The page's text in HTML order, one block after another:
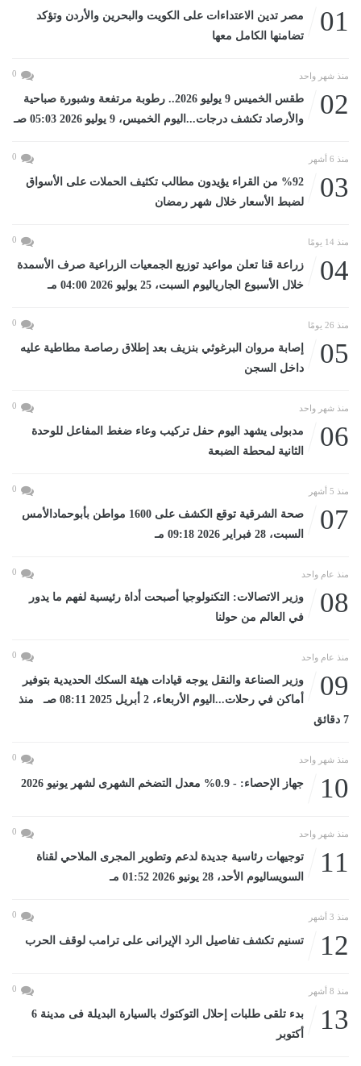
01
مصر تدين الاعتداءات على الكويت والبحرين والأردن وتؤكد
تضامنها الكامل معها
منذ شهر واحد 0
02
طقس الخميس 9 يوليو 2026.. رطوبة مرتفعة وشبورة صباحية
والأرصاد تكشف درجات...اليوم الخميس، 9 يوليو 2026 05:03 صـ
منذ 6 أشهر 0
03
%92 من القراء يؤيدون مطالب تكثيف الحملات على الأسواق
لضبط الأسعار خلال شهر رمضان
منذ 14 يومًا 0
04
زراعة قنا تعلن مواعيد توزيع الجمعيات الزراعية صرف الأسمدة
خلال الأسبوع الجارياليوم السبت، 25 يوليو 2026 04:00 مـ
منذ 26 يومًا 0
05
إصابة مروان البرغوثي بنزيف بعد إطلاق رصاصة مطاطية عليه
داخل السجن
منذ شهر واحد 0
06
مدبولى يشهد اليوم حفل تركيب وعاء ضغط المفاعل للوحدة
الثانية لمحطة الضبعة
منذ 5 أشهر 0
07
صحة الشرقية توقع الكشف على 1600 مواطن بأبوحمادالأمس
السبت، 28 فبراير 2026 09:18 مـ
منذ عام واحد 0
08
وزير الاتصالات: التكنولوجيا أصبحت أداة رئيسية لفهم ما يدور
في العالم من حولنا
منذ عام واحد 0
09
وزير الصناعة والنقل يوجه قيادات هيئة السكك الحديدية بتوفير
أماكن في رحلات...اليوم الأربعاء، 2 أبريل 2025 08:11 صـ منذ
7 دقائق
منذ شهر واحد 0
10 جهاز الإحصاء: - 0.9% معدل التضخم الشهرى لشهر يونيو 2026
منذ شهر واحد 0
11
توجيهات رئاسية جديدة لدعم وتطوير المجرى الملاحي لقناة
السويساليوم الأحد، 28 يونيو 2026 01:52 مـ
منذ 3 أشهر 0
12 تسنيم تكشف تفاصيل الرد الإيرانى على ترامب لوقف الحرب
منذ 8 أشهر 0
13
بدء تلقى طلبات إحلال التوكتوك بالسيارة البديلة فى مدينة 6
أكتوبر